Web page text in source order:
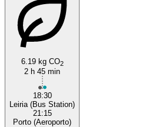
6.19 kg CO2
2 h 45 min
18:30
Leiria (Bus Station)
21:15
Porto (Aeroporto)